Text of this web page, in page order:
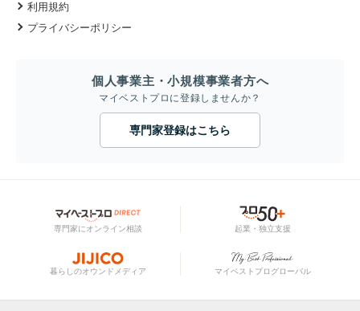
利用規約
プライバシーポリシー
個人事業主・小規模事業者方へ
マイベストプロに登録しませんか？
専門家登録はこちら
専門家にオンライン相談 起業・独立支援
暮らしのオウンドメディア マイベストプログローバル